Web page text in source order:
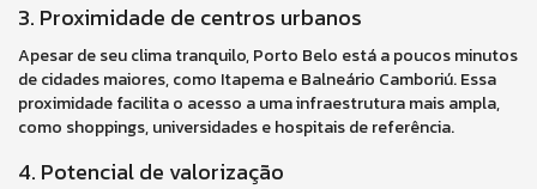
3. Proximidade de centros urbanos
Apesar de seu clima tranquilo, Porto Belo está a poucos minutos
de cidades maiores, como Itapema e Balneário Camboriú. Essa
proximidade facilita o acesso a uma infraestrutura mais ampla,
como shoppings, universidades e hospitais de referência.
4. Potencial de valorização